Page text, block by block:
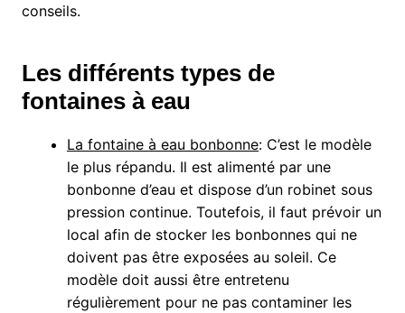
conseils.
Les différents types de
fontaines à eau
La fontaine à eau bonbonne: C’est le modèle
le plus répandu. Il est alimenté par une
bonbonne d’eau et dispose d’un robinet sous
pression continue. Toutefois, il faut prévoir un
local afin de stocker les bonbonnes qui ne
doivent pas être exposées au soleil. Ce
modèle doit aussi être entretenu
régulièrement pour ne pas contaminer les